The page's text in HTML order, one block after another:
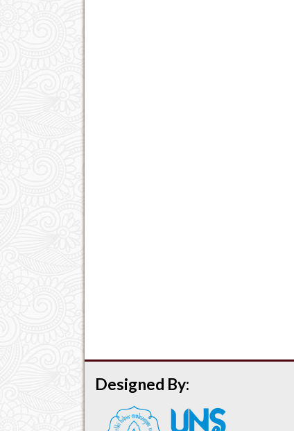
Designed By: